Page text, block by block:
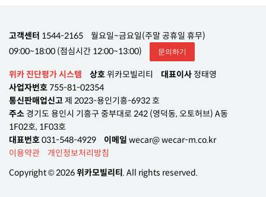
고객센터 1544-2165
월요일~금요일(주말 공휴일 휴무)
09:00~18:00 (점심시간 12:00~13:00)
문의하기
위카 진단평가 시스템 상호위카모빌리티 대표이사 정태영
사업자번호 755-81-02354
통신판매업신고제 2023-용인기흥-6932 호
주소 경기도 용인시 기흥구 중부대로 242 (영덕동, 오토허브) A동
1F02호, 1F03호
대표번호031-548-4929 이메일 wecar@ wecar-m.co.kr
이용약관
개인정보처리방침
Copyright © 2026위카모빌리티. All rights reserved.